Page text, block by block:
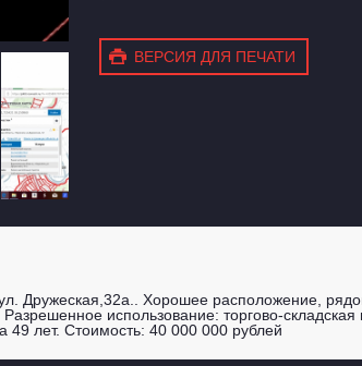
ВЕРСИЯ ДЛЯ ПЕЧАТИ
Дружеская,32а.. Хорошее расположение,
использование: торгово-складская
лет. Стоимость: 40 000 000 рублей